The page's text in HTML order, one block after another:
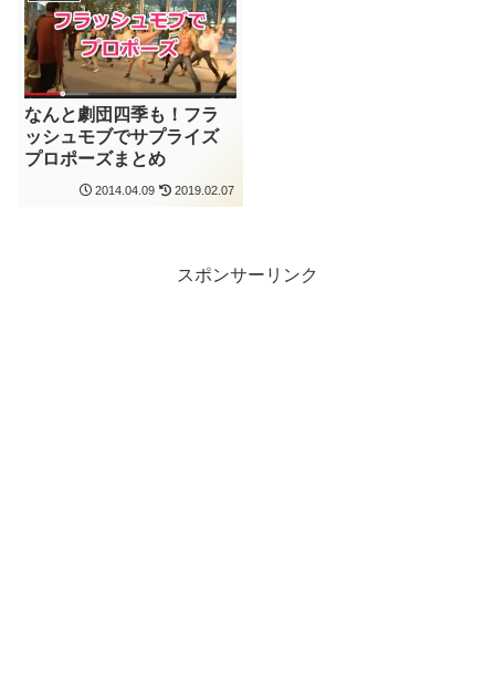
なんと劇団四季も！フラ
ッシュモブでサプライズ
プロポーズまとめ
2014.04.09 2019.02.07
スポンサーリンク